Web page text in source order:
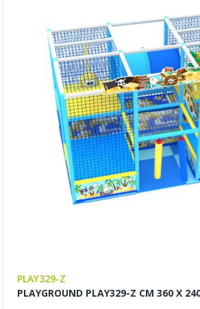
PLAY329-Z
PLAYGROUND PLAY329-Z CM 360 X